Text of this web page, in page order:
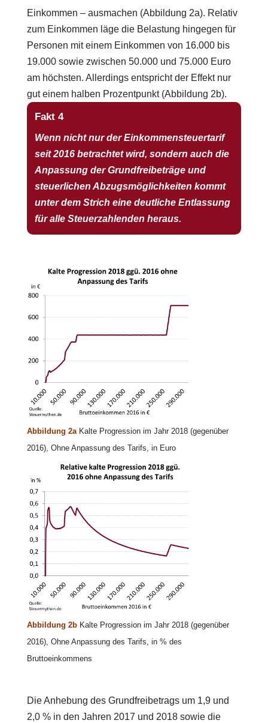
Einkommen – ausmachen (Abbildung 2a). Relativ
zum Einkommen läge die Belastung hingegen für
Personen mit einem Einkommen von 16.000 bis
19.000 sowie zwischen 50.000 und 75.000 Euro
am höchsten. Allerdings entspricht der Effekt nur
gut einem halben Prozentpunkt (Abbildung 2b).
Fakt 4
Wenn nicht nur der Einkommensteuertarif
seit 2016 betrachtet wird, sondern auch die
Anpassung der Grundfreibeträge und
steuerlichen Abzugsmöglichkeiten kommt
unter dem Strich eine deutliche Entlassung
für alle Steuerzahlenden heraus.
Abbildung 2a Kalte Progression im Jahr 2018 (gegenüber
2016), Ohne Anpassung des Tarifs, in Euro
Abbildung 2b Kalte Progression im Jahr 2018 (gegenüber
2016), Ohne Anpassung des Tarifs, in % des
Bruttoeinkommens
Die Anhebung des Grundfreibetrags um 1,9 und
2,0 % in den Jahren 2017 und 2018 sowie die